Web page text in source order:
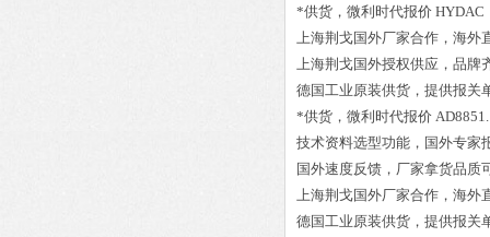
*供货，微利时代报价 HYDAC
上海荆戈国外厂家合作，海外
上海荆戈国外授权供应，品牌
德国工业原装供货，提供报关
*供货，微利时代报价
技术资料选型功能，国外专家
国外速度反馈，厂家拿货品质
上海荆戈国外厂家合作，海外
德国工业原装供货，提供报关